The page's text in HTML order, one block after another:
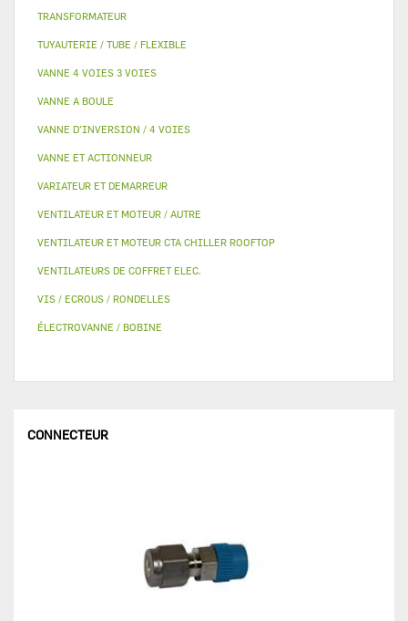
TRANSFORMATEUR
TUYAUTERIE / TUBE / FLEXIBLE
VANNE 4 VOIES 3 VOIES
VANNE A BOULE
VANNE D’INVERSION / 4 VOIES
VANNE ET ACTIONNEUR
VARIATEUR ET DEMARREUR
VENTILATEUR ET MOTEUR / AUTRE
VENTILATEUR ET MOTEUR CTA CHILLER ROOFTOP
VENTILATEURS DE COFFRET ELEC.
VIS / ECROUS / RONDELLES
ÉLECTROVANNE / BOBINE
CONNECTEUR